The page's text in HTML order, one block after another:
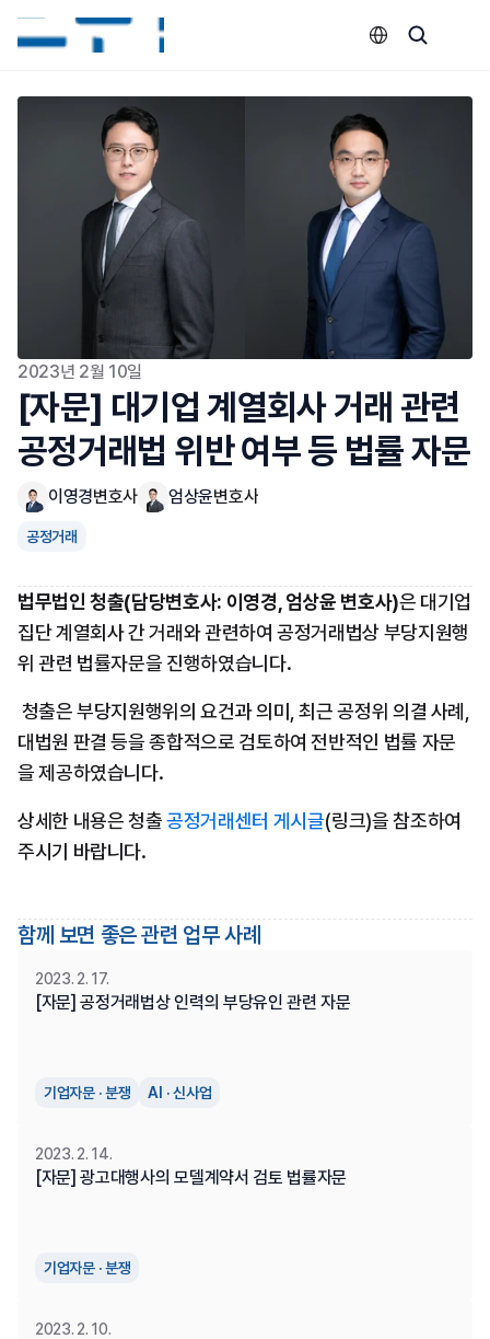
2023년 2월 10일
[자문] 대기업 계열회사 거래 관련
공정거래법 위반 여부 등 법률 자문
이영경변호사 엄상윤변호사
공정거래
법무법인 청출(담당변호사: 이영경, 엄상윤 변호사)은 대기업
집단 계열회사 간 거래와 관련하여 공정거래법상 부당지원행
위 관련 법률자문을 진행하였습니다.
대법원 판결 등을 종합적으로 검토하여 전반적인 법률 자문
을 제공하였습니다.
상세한 내용은 청출 공정거래센터 게시글(링크)을 참조하여
주시기 바랍니다.
함께 보면 좋은 관련 업무 사례
기업자문 · 분쟁 AI · 신사업
[자문] 공정거래법상 인력의 부당유인 관련 자문
2023. 2. 17.
기업자문 · 분쟁
[자문] 광고대행사의 모델계약서 검토 법률자문
2023. 2. 14.
2023. 2. 10.
Select Language